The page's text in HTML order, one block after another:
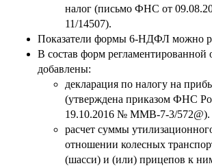
налог (письмо ФНС от
11/14507).
Показатели формы 6-НДФЛ можно
В состав форм регламентированной
добавлены:
декларация по налогу на
(утверждена приказом ФНС
19.10.2016 № ММВ-7-3/572@).
расчет суммы
отношении колесных
(шасси) и (или) прицепов к